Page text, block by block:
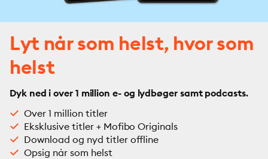
Lyt når som helst, hvor som
helst
Dyk ned i over 1 million e- og lydbøger samt podcasts.
Over 1 million titler
Eksklusive titler + Mofibo Originals
Download og nyd titler offline
Opsig når som helst